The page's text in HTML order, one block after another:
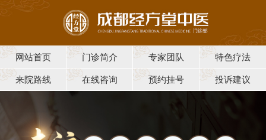
网站首页 门诊简介 专家团队 特色疗法
来院路线 在线咨询 预约挂号 投诉建议